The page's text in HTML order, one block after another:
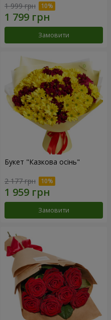
1 999 грн
Замовити
Букет "Казкова осінь"
2 177 грн
Замовити